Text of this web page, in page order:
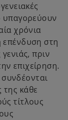
υπαγορεύουν
χρόνια
επένδυση στη
πριν
επιχείρηση.
κάθε
τίτλους